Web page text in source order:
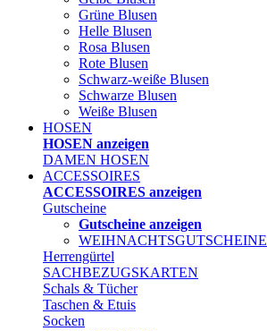
Grüne Blusen
Helle Blusen
Rosa Blusen
Rote Blusen
Schwarz-weiße Blusen
Schwarze Blusen
Weiße Blusen
HOSEN
HOSEN anzeigen
DAMEN HOSEN
ACCESSOIRES
ACCESSOIRES anzeigen
Gutscheine
Gutscheine anzeigen
WEIHNACHTSGUTSCHEINE
Herrengürtel
SACHBEZUGSKARTEN
Schals & Tücher
Taschen & Etuis
Socken